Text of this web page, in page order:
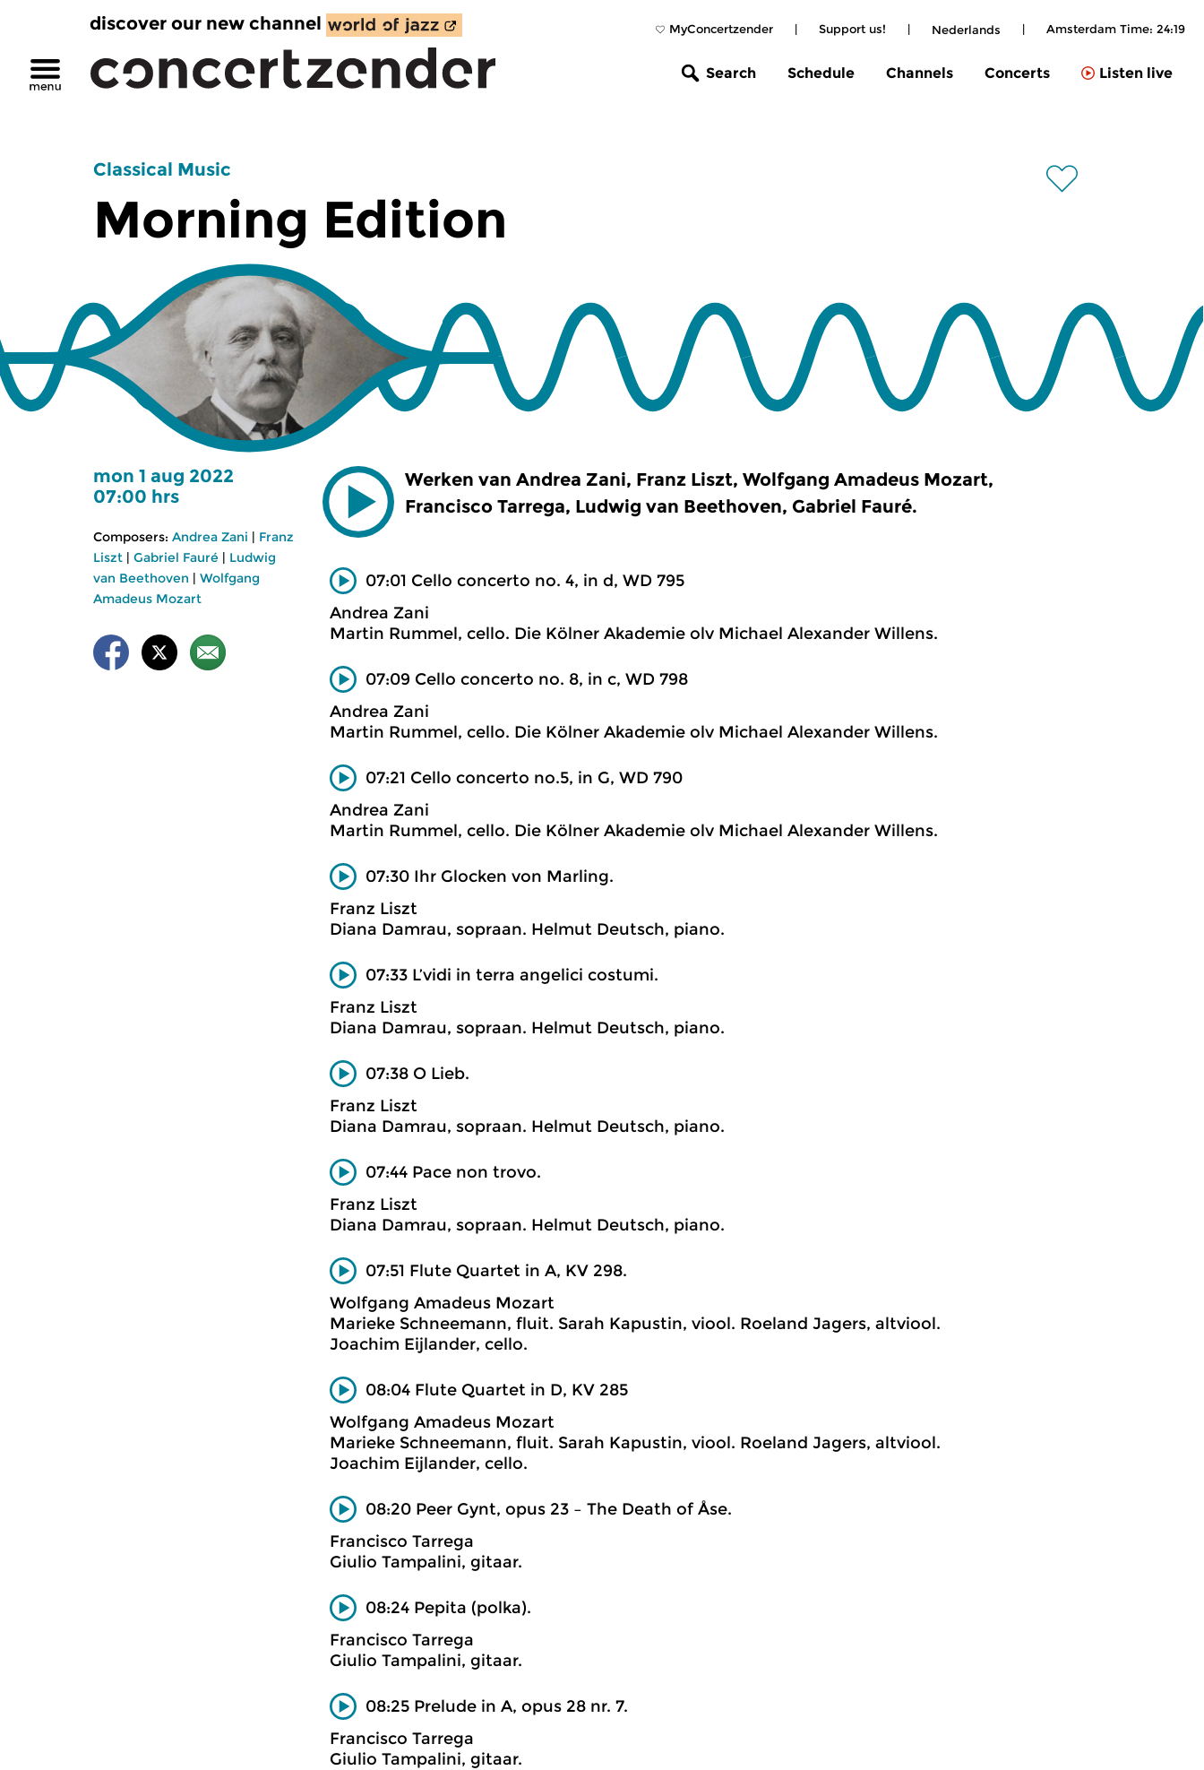
MyConcertzender | Support us! | Nederlands | Amsterdam Time: 24:19
discover our new channel
Search Schedule Channels Concerts Listen live
Classical Music
Morning Edition
mon 1 aug 2022
07:00 hrs
Composers: Andrea Zani | Franz
Liszt | Gabriel Fauré | Ludwig
van Beethoven | Wolfgang
Amadeus Mozart
Werken van Andrea Zani, Franz Liszt, Wolfgang Amadeus Mozart,
Francisco Tarrega, Ludwig van Beethoven, Gabriel Fauré.
07:01 Cello concerto no. 4, in d, WD 795
Andrea Zani
Martin Rummel, cello. Die Kölner Akademie olv Michael Alexander Willens.
07:09 Cello concerto no. 8, in c, WD 798
Andrea Zani
Martin Rummel, cello. Die Kölner Akademie olv Michael Alexander Willens.
07:21 Cello concerto no.5, in G, WD 790
Andrea Zani
Martin Rummel, cello. Die Kölner Akademie olv Michael Alexander Willens.
07:30 Ihr Glocken von Marling.
Franz Liszt
Diana Damrau, sopraan. Helmut Deutsch, piano.
07:33 L’vidi in terra angelici costumi.
Franz Liszt
Diana Damrau, sopraan. Helmut Deutsch, piano.
07:38 O Lieb.
Franz Liszt
Diana Damrau, sopraan. Helmut Deutsch, piano.
07:44 Pace non trovo.
Franz Liszt
Diana Damrau, sopraan. Helmut Deutsch, piano.
07:51 Flute Quartet in A, KV 298.
Wolfgang Amadeus Mozart
Marieke Schneemann, fluit. Sarah Kapustin, viool. Roeland Jagers, altviool.
Joachim Eijlander, cello.
08:04 Flute Quartet in D, KV 285
Wolfgang Amadeus Mozart
Marieke Schneemann, fluit. Sarah Kapustin, viool. Roeland Jagers, altviool.
Joachim Eijlander, cello.
08:20 Peer Gynt, opus 23 – The Death of Åse.
Francisco Tarrega
Giulio Tampalini, gitaar.
08:24 Pepita (polka).
Francisco Tarrega
Giulio Tampalini, gitaar.
08:25 Prelude in A, opus 28 nr. 7.
Francisco Tarrega
Giulio Tampalini, gitaar.